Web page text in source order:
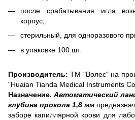
после срабатывания игла
корпус;
стерильный, для одноразового
в упаковке 100 шт.
Производитель: ТМ "Волес" на
"Huaian Tianda Medical Instruments
Назначение. Автоматический
глубина прокола 1,8 мм
заборе капиллярной крови для